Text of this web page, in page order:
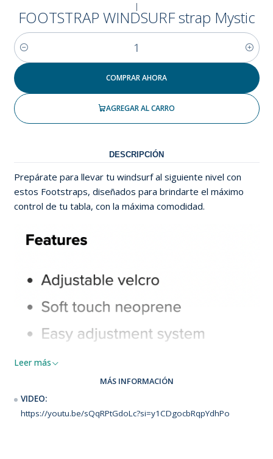
|
FOOTSTRAP WINDSURF strap Mystic
Cantidad
AGREGAR AL CARRO
COMPRAR AHORA
DESCRIPCIÓN
Prepárate para llevar tu windsurf al siguiente nivel con
estos Footstraps, diseñados para brindarte el máximo
control de tu tabla, con la máxima comodidad.
Leer más
MÁS INFORMACIÓN
VIDEO:
https://youtu.be/sQqRPtGdoLc?si=y1CDgocbRqpYdhPo